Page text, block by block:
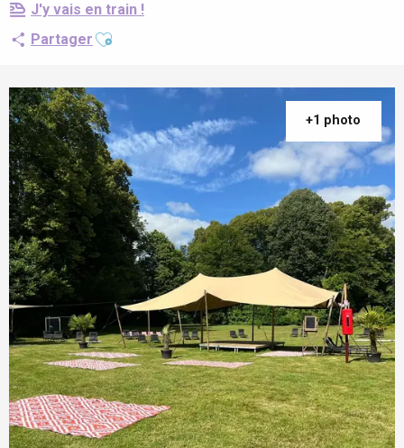
J'y vais en train !
Partager Ajouter aux favoris
+1 photo